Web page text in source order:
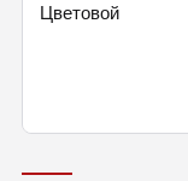
Цветовой